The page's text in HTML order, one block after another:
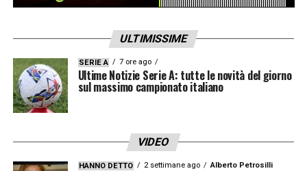
partite complicate».
LEGGI L’INTERVISTA COMPLETA DI
BARONI SU LAZIONEWS24
LA PLAYLIST DELLE NOSTRE TOP NEWS
ULTIMISSIME
SERIE A 7 ore ago
Ultime Notizie Serie A: tutte le novità del giorno
sul massimo campionato italiano
VIDEO
HANNO DETTO 2 settimane ago Alberto Petrosilli